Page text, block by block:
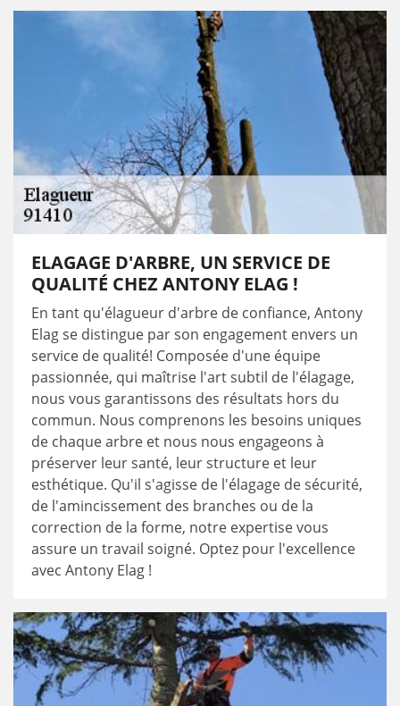
ELAGAGE D'ARBRE, UN SERVICE DE
QUALITÉ CHEZ ANTONY ELAG !
En tant qu'élagueur d'arbre de confiance, Antony
Elag se distingue par son engagement envers un
service de qualité! Composée d'une équipe
passionnée, qui maîtrise l'art subtil de l'élagage,
nous vous garantissons des résultats hors du
commun. Nous comprenons les besoins uniques
de chaque arbre et nous nous engageons à
préserver leur santé, leur structure et leur
esthétique. Qu'il s'agisse de l'élagage de sécurité,
de l'amincissement des branches ou de la
correction de la forme, notre expertise vous
assure un travail soigné. Optez pour l'excellence
avec Antony Elag !